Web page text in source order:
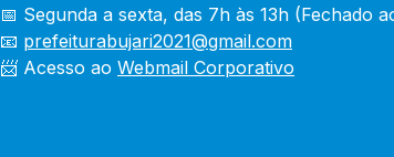
📅 Segunda a sexta, das 7h às 13h (Fechado
📧 prefeiturabujari2021@gmail.com
📨 Acesso ao Webmail Corporativo